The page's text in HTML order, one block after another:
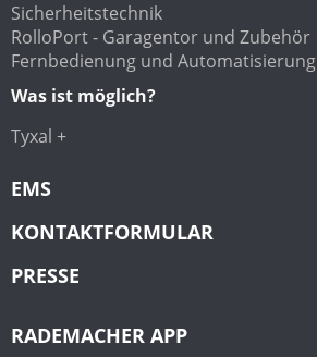
Sicherheitstechnik
RolloPort - Garagentor und Zubehör
Fernbedienung und Automatisierung
Was ist möglich?
Tyxal +
EMS
KONTAKTFORMULAR
PRESSE
RADEMACHER APP